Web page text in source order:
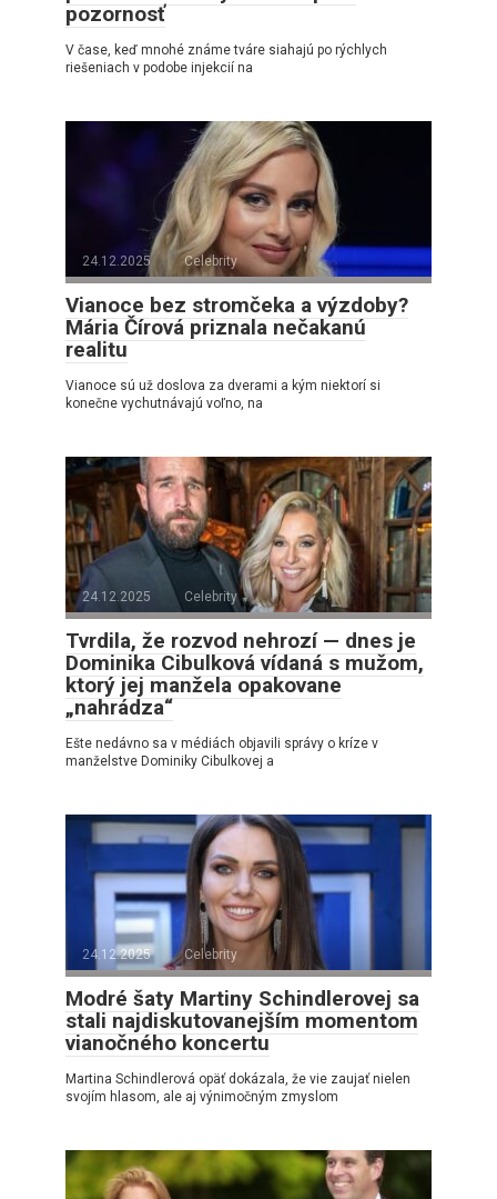
pozornosť
V čase, keď mnohé známe tváre siahajú po rýchlych
riešeniach v podobe injekcií na
24.12.2025 Celebrity
Vianoce bez stromčeka a výzdoby?
Mária Čírová priznala nečakanú
realitu
Vianoce sú už doslova za dverami a kým niektorí si
konečne vychutnávajú voľno, na
24.12.2025 Celebrity
Tvrdila, že rozvod nehrozí — dnes je
Dominika Cibulková vídaná s mužom,
ktorý jej manžela opakovane
„nahrádza“
Ešte nedávno sa v médiách objavili správy o kríze v
manželstve Dominiky Cibulkovej a
24.12.2025 Celebrity
Modré šaty Martiny Schindlerovej sa
stali najdiskutovanejším momentom
vianočného koncertu
Martina Schindlerová opäť dokázala, že vie zaujať nielen
svojím hlasom, ale aj výnimočným zmyslom